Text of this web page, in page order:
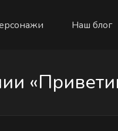
Наш блог